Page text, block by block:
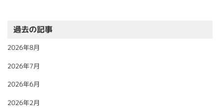
過去の記事
2026年8月
2026年7月
2026年6月
2026年2月